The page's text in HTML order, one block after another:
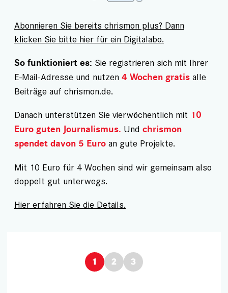
Abonnieren Sie bereits chrismon plus? Dann
klicken Sie bitte hier für ein Digitalabo.
So funktioniert es: Sie registrieren sich mit Ihrer
E-Mail-Adresse und nutzen 4 Wochen gratis alle
Beiträge auf chrismon.de.
Danach unterstützen Sie vierwöchentlich mit 10
Euro guten Journalismus. Und chrismon
spendet davon 5 Euro an gute Projekte.
Mit 10 Euro für 4 Wochen sind wir gemeinsam also
doppelt gut unterwegs.
Hier erfahren Sie die Details.